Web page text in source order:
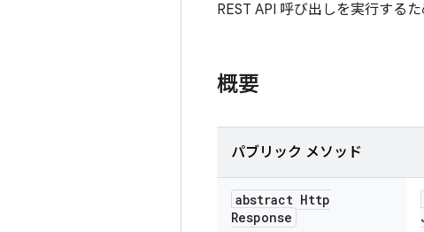
REST API 呼び出しを実行する
概要
パブリック メソッド
abstract Http
Response